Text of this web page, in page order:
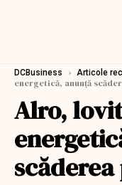
DCBusiness › Articole
energetică, anunță
Alro,